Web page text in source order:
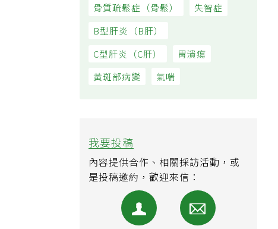
骨質疏鬆症（骨鬆） 失智症
B型肝炎（B肝）
C型肝炎（C肝）
胃潰瘍
黃斑部病變
氣喘
我要投稿
內容提供合作、相關採訪活動，或
是投稿邀約，歡迎來信：